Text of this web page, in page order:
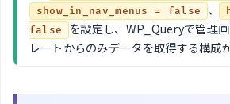
show_in_nav_menus = false 、
false
を設定し、WP_Queryで管理
レートからのみデータを取得する構成